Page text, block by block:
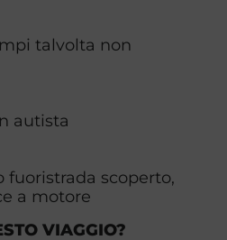
talvolta non
autista
fuoristrada scoperto,
a motore
VIAGGIO?